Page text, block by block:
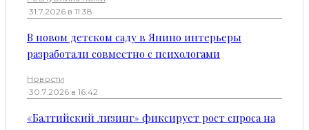
·31.7.2026 в 11:38
В новом детском саду в Янино интерьеры
разработали совместно с психологами
Новости
·30.7.2026 в 16:42
«Балтийский лизинг» фиксирует рост спроса на